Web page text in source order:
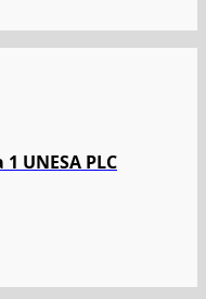
UNESA PLC